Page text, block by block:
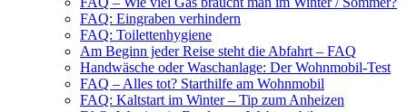
FAQ: Eingraben verhindern
FAQ: Toilettenhygiene
Am Beginn jeder Reise steht die Abfahrt – FAQ
Handwäsche oder Waschanlage: Der Wohnmobil-Test
FAQ – Alles tot? Starthilfe am Wohnmobil
FAQ: Kaltstart im Winter – Tip zum Anheizen